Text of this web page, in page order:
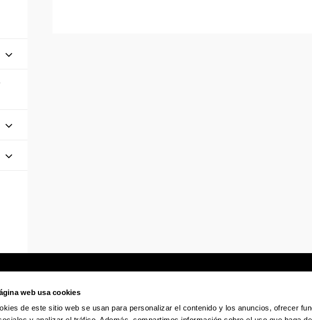
web usa cookies
de este sitio web se usan para personalizar el contenido y los anuncios, ofrecer
Mostrar/ocultar subpáginas
Mostrar/ocultar subpáginas
Mostrar/ocultar subpáginas
Sede electrónica Accesibilidad